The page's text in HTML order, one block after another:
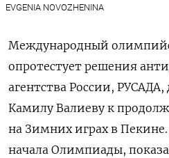
EVGENIA NOVOZHENINA
Международный
опротестует решения
агентства России,
Камилу Валиеву к
на Зимних играх в
начала Олимпиады,